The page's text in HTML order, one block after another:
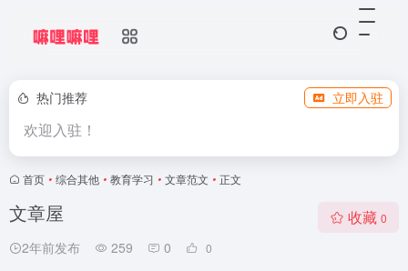
热门推荐 立即入驻
欢迎入驻！
首页 • 综合其他 • 教育学习 • 文章范文 • 正文
文章屋
2年前发布 259 0 0
收藏 0